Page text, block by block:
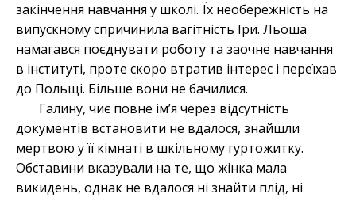
закінчення навчання у школі. Їх необережність на
випускному спричинила вагітність Іри. Льоша
намагався поєднувати роботу та заочне навчання
в інституті, проте скоро втратив інтерес і переїхав
до Польщі. Більше вони не бачилися.
Галину, чиє повне ім’я через відсутність
документів встановити не вдалося, знайшли
мертвою у її кімнаті в шкільному гуртожитку.
Обставини вказували на те, що жінка мала
викидень, однак не вдалося ні знайти плід, ні